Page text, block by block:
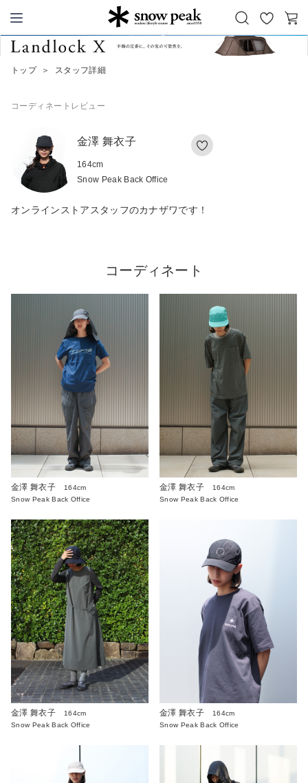
Snow Peak
お
気
カ
トップ ＞ スタッフ詳細
コーディネート レビュー
金澤 舞衣子
164cm
Snow Peak Back Office
オンラインストアスタッフのカナザワです！
コーディネート
金澤 舞衣子
164cm
Snow Peak Back Office
金澤 舞衣子
164cm
Snow Peak Back Office
金澤 舞衣子
164cm
Snow Peak Back Office
金澤 舞衣子
164cm
Snow Peak Back Office